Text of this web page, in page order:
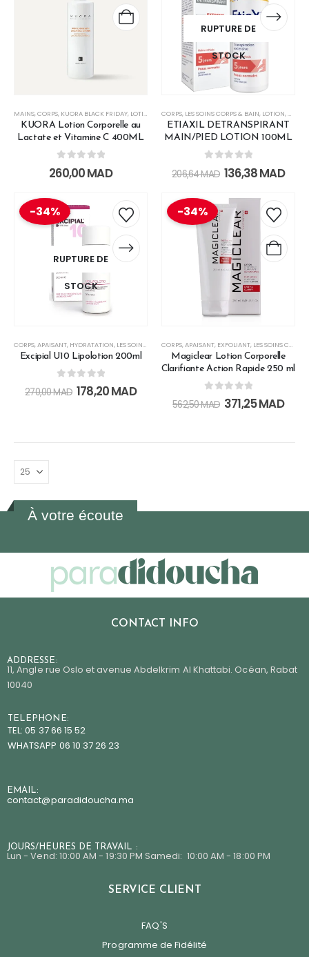
MAINS,CORPS, KUORA BLACK FRIDAY, LOTION
KUORA Lotion Corporelle au
Lactate et Vitamine C 400ML
0 out of 5
260,00MAD
RUPTURE DE
STOCK
CORPS, LES SOINS CORPS & BAIN, LOTION,MAINS
ETIAXIL DETRANSPIRANT
MAIN/PIED LOTION 100ML
out of 5
206,64MAD 136,38MAD
-34%
RUPTURE DE
STOCK
CORPS,APAISANT, HYDRATATION, LES SOINS CORPS & BAIN ,LISSANT ,LOTION,NOURRISSANT,
Excipial U10 Lipolotion 200ml
out of 5
270,00MAD 178,20MAD
-34%
CORPS,APAISANT, EXFOLIANT, LES SOINS CORPS & BAIN
Magiclear Lotion Corporelle
Clarifiante Action Rapide 250 ml
out of 5
562,50MAD 371,25MAD
À votre écoute
CONTACT INFO
ADDRESSE:
11, Angle rue Oslo et avenue Abdelkrim Al Khattabi. Océan, Rabat
10040
TELEPHONE:
TEL: 05 37 66 15 52
WHATSAPP 06 10 37 26 23
EMAIL:
contact@paradidoucha.ma
JOURS/HEURES DE TRAVAIL :
Lun - Vend: 10:00 AM - 19:30 PM Samedi: 10:00 AM - 18:00 PM
SERVICE CLIENT
FAQ'S
Programme de Fidélité